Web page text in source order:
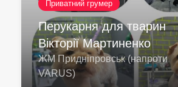
Приватний грумер
Перукарня для тварин
Вікторії Мартиненко
ЖМ Придніпровськ (напроти
VARUS)